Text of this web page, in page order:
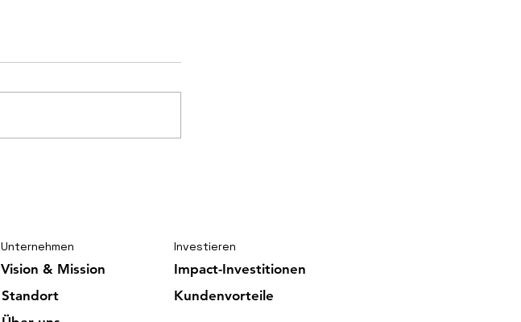
Unternehmen
Vision & Mission
Standort
Investieren
Impact-Investitionen
Kundenvorteile